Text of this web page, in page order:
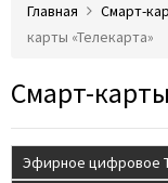
Главная Смарт-
карты «Телекарта»
Смарт-
Эфирное цифровое